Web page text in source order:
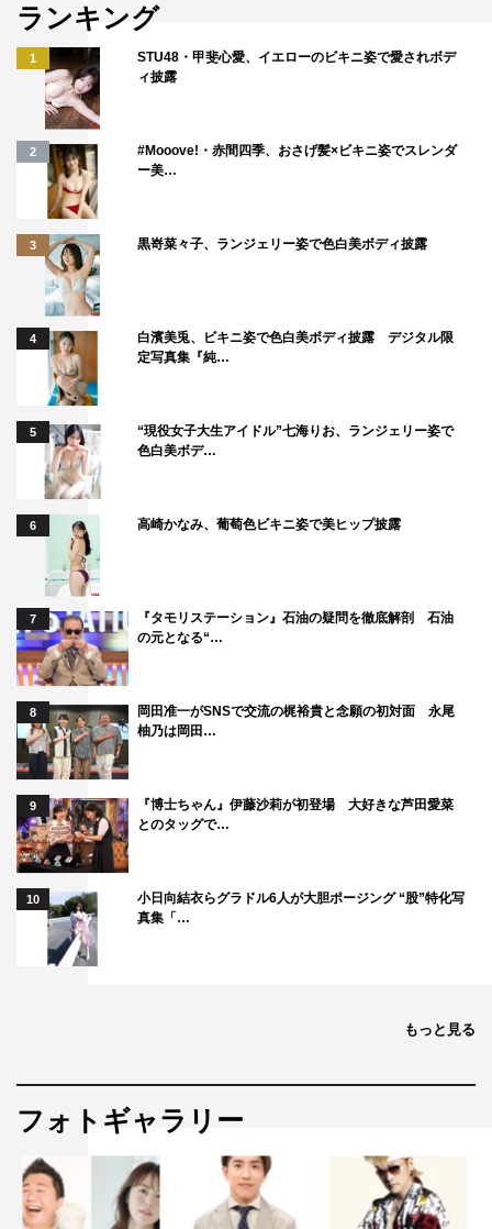
しまうんです（笑）」と熱弁を振るい、古坂大魔王から
「すみません、1回お水下さい！冷ためのやつを！」と制
されていた。
“初めて変身した時の感想”という質問には、水石が「本
当に変身したのは撮影のときが初めてだったんですけど、
実はオーディションのときの組分けで、この5人が偶然同
じ組になったことがあるんです」と告白。覚えのない小宮
が動揺する中「“5人で一緒に変身するって、こんなに心強
いんだ！”とすごく感じましたね。その時点ではオーディ
ションに合格するかどうかも、このメンバーになるかどう
かも分からなかったけど、5人なら戦えそうだなって思い
ました」と振り返った。
本作では、キラメイジャーと意志を持った魔進とのコミ
カルなやりとりや、気持ちを一つにして敵に立ち向かう姿
も見どころ。キラメイレッドの相棒となる巨大な消防車・
魔進ファイヤの声を担当する鈴村健一、クリスタリアの王
女・マブシーナの声を担当する水瀬いのりら豪華声優陣も
発表されると、それまで緊張した様子だった小宮が「アフ
レコでご一緒させていただいた際、鈴村健一さんがキラキ
ラ輝いていて。見た瞬間に『鈴村さんだー!!』って笑みが
こぼれました」と食いぎみでカットイン。さらに木原から
「いつもボケている僕ですが、その時初めて“仕事中だか
ら！”とツッコみました」とその後のオチも暴露され、タ
ジタジになっていた。
最後に、主演の小宮が「一年かけて『魔進戦隊キラメイ
ジャー』を愛される作品にしたいです。スタッフ、キャス
ト一同、これからどんどんキラメイていくので、よろしく
お願いいたします」とメッセージを送った。
『魔進戦隊キラメイジャー』
ランキング
1
STU48・甲斐心愛、イエローのビキニ姿で愛されボデ
ィ披露
2
#Mooove!・赤間四季、おさげ髪×ビキニ姿でスレンダ
ー美…
3 黒嵜菜々子、ランジェリー姿で色白美ボディ披露
4
白濱美兎、ビキニ姿で色白美ボディ披露 デジタル限
定写真集『純…
5
“現役女子大生アイドル”七海りお、ランジェリー姿で
色白美ボデ…
6 高崎かなみ、葡萄色ビキニ姿で美ヒップ披露
7
『タモリステーション』石油の疑問を徹底解剖 石油
の元となる“…
8
岡田准一がSNSで交流の梶裕貴と念願の初対面 永尾
柚乃は岡田…
9
『博士ちゃん』伊藤沙莉が初登場 大好きな芦田愛菜
とのタッグで…
10
小日向結衣らグラドル6人が大胆ポージング “股”特化写
真集「…
もっと見る
フォトギャラリー